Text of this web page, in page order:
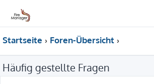
Startseite Foren-Übersicht
Häufig gestellte Fragen